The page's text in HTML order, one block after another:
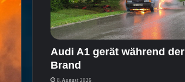
Audi A1 gerät während
Brand
8. August 2026